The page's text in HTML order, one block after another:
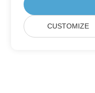
CUSTOMIZE